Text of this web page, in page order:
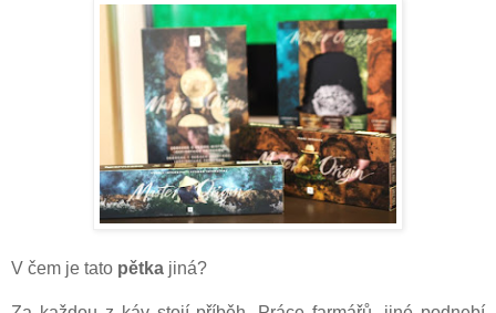
V čem je tato pětka jiná?